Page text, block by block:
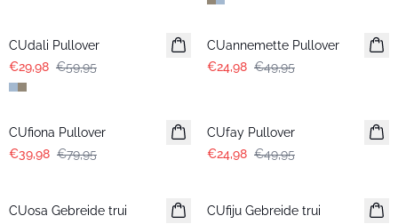
CUdali Pullover
€29,98 €59,95
-50%
CUannemette Pullover
€24,98 €49,95
-50%
CUfiona Pullover
€39,98 €79,95
CUfay Pullover
€24,98 €49,95
CUosa Gebreide trui
CUfiju Gebreide trui